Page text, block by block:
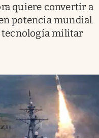
quiere convertir a
potencia mundial
tecnología militar